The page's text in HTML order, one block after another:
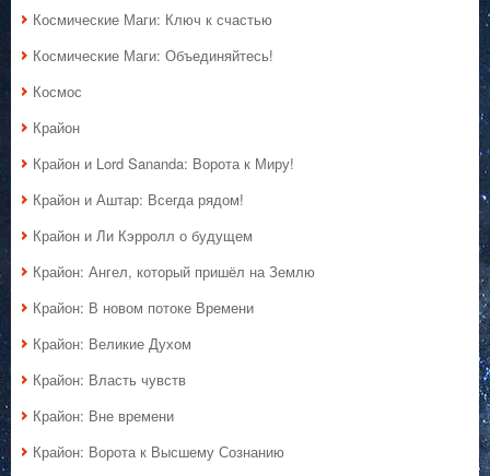
Космические Маги: Ключ к счастью
Космические Маги: Объединяйтесь!
Космос
Крайон
Крайон и Lord Sananda: Ворота к Миру!
Крайон и Аштар: Всегда рядом!
Крайон и Ли Кэрролл о будущем
Крайон: Ангел, который пришёл на Землю
Крайон: В новом потоке Времени
Крайон: Великие Духом
Крайон: Власть чувств
Крайон: Вне времени
Крайон: Ворота к Высшему Сознанию